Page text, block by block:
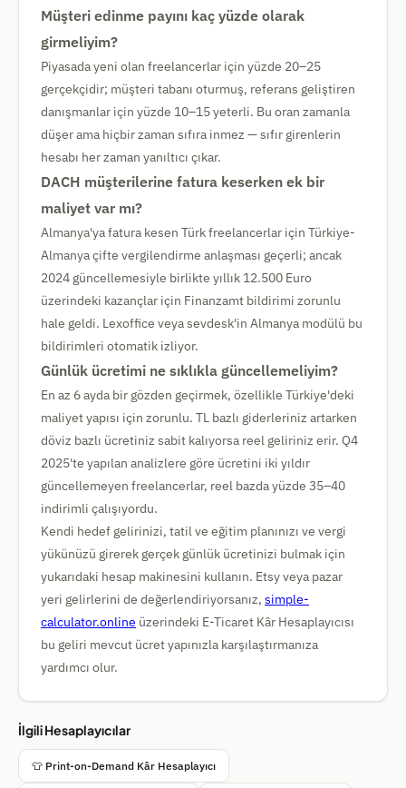
Müşteri edinme payını kaç yüzde olarak
girmeliyim?
Piyasada yeni olan freelancerlar için yüzde 20–25
gerçekçidir; müşteri tabanı oturmuş, referans geliştiren
danışmanlar için yüzde 10–15 yeterli. Bu oran zamanla
düşer ama hiçbir zaman sıfıra inmez — sıfır girenlerin
hesabı her zaman yanıltıcı çıkar.
DACH müşterilerine fatura keserken ek bir
maliyet var mı?
Almanya'ya fatura kesen Türk freelancerlar için Türkiye-
Almanya çifte vergilendirme anlaşması geçerli; ancak
2024 güncellemesiyle birlikte yıllık 12.500 Euro
üzerindeki kazançlar için Finanzamt bildirimi zorunlu
hale geldi. Lexoffice veya sevdesk'in Almanya modülü bu
bildirimleri otomatik izliyor.
Günlük ücretimi ne sıklıkla güncellemeliyim?
En az 6 ayda bir gözden geçirmek, özellikle Türkiye'deki
maliyet yapısı için zorunlu. TL bazlı giderleriniz artarken
döviz bazlı ücretiniz sabit kalıyorsa reel geliriniz erir. Q4
2025'te yapılan analizlere göre ücretini iki yıldır
güncellemeyen freelancerlar, reel bazda yüzde 35–40
indirimli çalışıyordu.
Kendi hedef gelirinizi, tatil ve eğitim planınızı ve vergi
yükünüzü girerek gerçek günlük ücretinizi bulmak için
yukarıdaki hesap makinesini kullanın. Etsy veya pazar
yeri gelirlerini de değerlendiriyorsanız, simple-
calculator.online üzerindeki E-Ticaret Kâr Hesaplayıcısı
bu geliri mevcut ücret yapınızla karşılaştırmanıza
yardımcı olur.
İlgili Hesaplayıcılar
👕 Print-on-Demand Kâr Hesaplayıcı